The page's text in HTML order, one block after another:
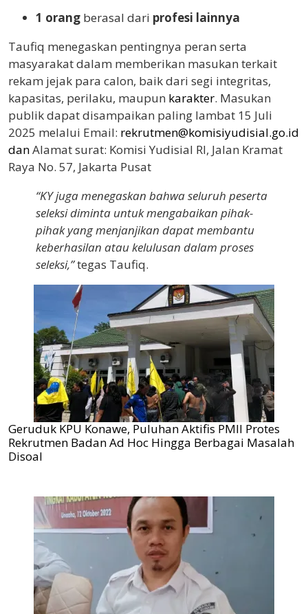
1 orang berasal dari profesi lainnya
Taufiq menegaskan pentingnya peran serta
masyarakat dalam memberikan masukan terkait
rekam jejak para calon, baik dari segi integritas,
kapasitas, perilaku, maupun karakter. Masukan
publik dapat disampaikan paling lambat 15 Juli
2025 melalui Email: rekrutmen@komisiyudisial.go.id
danAlamat surat: Komisi Yudisial RI, Jalan Kramat
Raya No. 57, Jakarta Pusat
“KY juga menegaskan bahwa seluruh peserta
seleksi diminta untuk mengabaikan pihak-
pihak yang menjanjikan dapat membantu
keberhasilan atau kelulusan dalam proses
seleksi,”tegas Taufiq.
Geruduk KPU Konawe, Puluhan Aktifis PMII Protes
Rekrutmen Badan Ad Hoc Hingga Berbagai Masalah
Disoal